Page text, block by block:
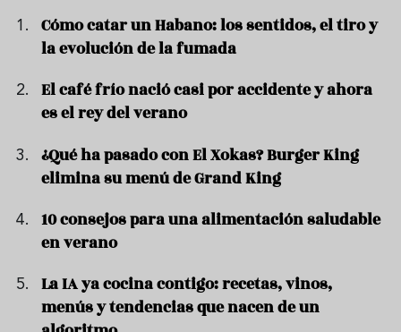
Cómo catar un Habano: los sentidos, el tiro y
la evolución de la fumada
El café frío nació casi por accidente y ahora
es el rey del verano
¿Qué ha pasado con El Xokas? Burger King
elimina su menú de Grand King
10 consejos para una alimentación saludable
en verano
La IA ya cocina contigo: recetas, vinos,
menús y tendencias que nacen de un